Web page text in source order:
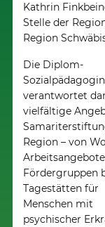
Kathrin
Stelle der
Region
Die Diplom-
Sozialpädagogin
verantwortet
vielfältige
Region – von
Fördergruppen
Tagestätten für
Menschen mit
psychischer